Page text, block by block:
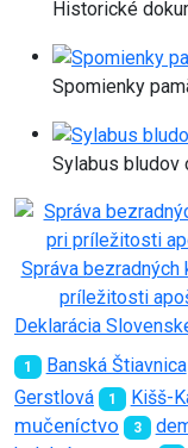
Historické
Spomienky
Sylabus bludov
Správa
príležitosti
Deklarácia
1 Banská Štiavnica
Gerstlová 1 Kišš-
mučeníctvo
3